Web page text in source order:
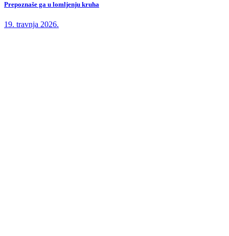
Prepoznaše ga u lomljenju kruha
19. travnja 2026.